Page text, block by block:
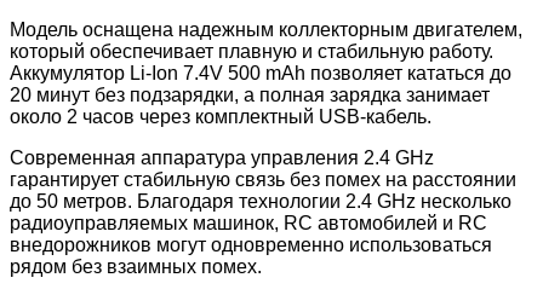
Модель оснащена надежным коллекторным двигателем,
который обеспечивает плавную и стабильную работу.
Аккумулятор Li-Ion 7.4V 500 mAh позволяет кататься до
20 минут без подзарядки, а полная зарядка занимает
около 2 часов через комплектный USB-кабель.
Современная аппаратура управления 2.4 GHz
гарантирует стабильную связь без помех на расстоянии
до 50 метров. Благодаря технологии 2.4 GHz несколько
радиоуправляемых машинок, RC автомобилей и RC
внедорожников могут одновременно использоваться
рядом без взаимных помех.